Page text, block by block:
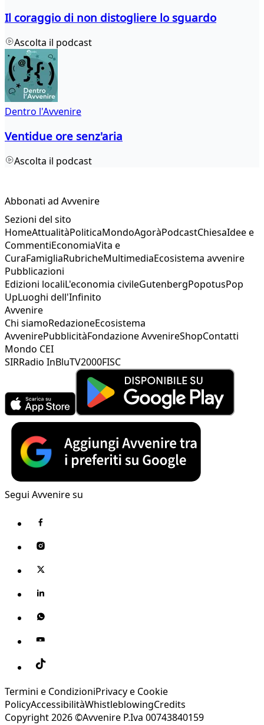
Il coraggio di non distogliere lo sguardo
Ascolta il podcast
Dentro l'Avvenire
Ventidue ore senz'aria
Ascolta il podcast
Abbonati ad Avvenire
Sezioni del sito
HomeAttualitàPoliticaMondoAgoràPodcastChiesaIdee e
CommentiEconomiaVita e
CuraFamigliaRubricheMultimediaEcosistema avvenire
Pubblicazioni
Edizioni localiL'economia civileGutenbergPopotusPop
UpLuoghi dell'Infinito
Avvenire
Chi siamoRedazioneEcosistema
AvvenirePubblicitàFondazione AvvenireShopContatti
Mondo CEI
SIRRadio InBluTV2000FISC
Segui Avvenire su
Termini e CondizioniPrivacy e Cookie
PolicyAccessibilitàWhistleblowingCredits
Copyright 2026 ©Avvenire P.Iva 00743840159